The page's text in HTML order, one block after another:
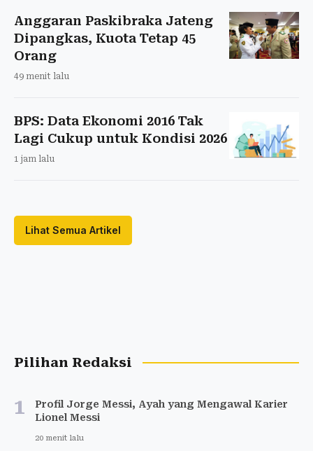
Anggaran Paskibraka Jateng
Dipangkas, Kuota Tetap 45
Orang
49 menit lalu
BPS: Data Ekonomi 2016 Tak
Lagi Cukup untuk Kondisi 2026
1 jam lalu
Lihat Semua Artikel
Pilihan Redaksi
1
Profil Jorge Messi, Ayah yang Mengawal Karier
Lionel Messi
20 menit lalu